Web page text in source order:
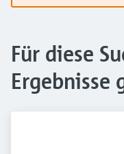
Für diese
Ergebnisse